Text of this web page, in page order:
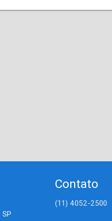
Contato
(11) 4052-2500